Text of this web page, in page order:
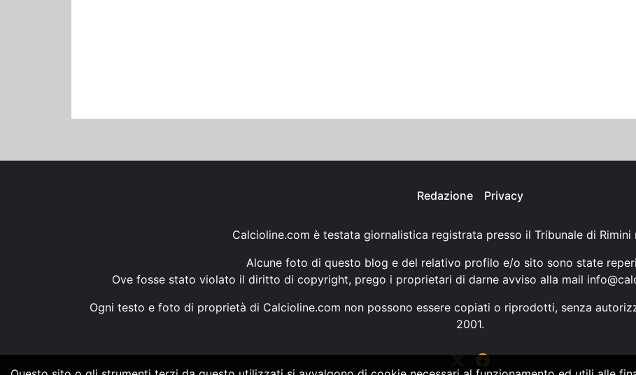
Redazione Privacy
Calcioline.com è testata giornalistica registrata presso il Tribunale di Rimini
Alcune foto di questo blog e del relativo profilo e/o sito sono state
Ove fosse stato violato il diritto di copyright, prego i proprietari di darne avviso alla mail
Ogni testo e foto di proprietà di Calcioline.com non possono essere copiati o riprodotti, senza
2001.